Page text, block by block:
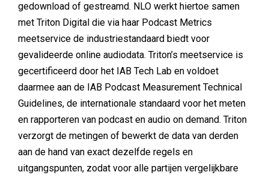
gedownload of gestreamd. NLO werkt hiertoe samen
met Triton Digital die via haar Podcast Metrics
meetservice de industriestandaard biedt voor
gevalideerde online audiodata. Triton’s meetservice is
gecertificeerd door het IAB Tech Lab en voldoet
daarmee aan de IAB Podcast Measurement Technical
Guidelines, de internationale standaard voor het meten
en rapporteren van podcast en audio on demand. Triton
verzorgt de metingen of bewerkt de data van derden
aan de hand van exact dezelfde regels en
uitgangspunten, zodat voor alle partijen vergelijkbare